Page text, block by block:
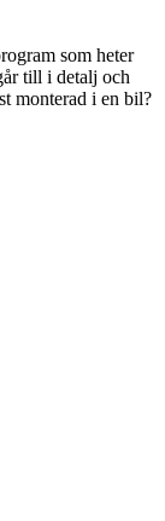
som heter
till i detalj och
monterad i en bil?